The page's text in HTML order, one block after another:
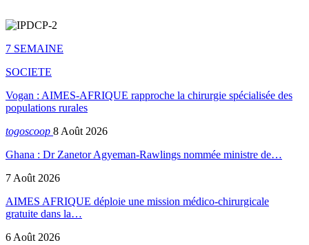
7 SEMAINE
SOCIETE
Vogan : AIMES-AFRIQUE rapproche la chirurgie spécialisée des
populations rurales
togoscoop 8 Août 2026
Ghana : Dr Zanetor Agyeman-Rawlings nommée ministre de…
7 Août 2026
AIMES AFRIQUE déploie une mission médico-chirurgicale
gratuite dans la…
6 Août 2026